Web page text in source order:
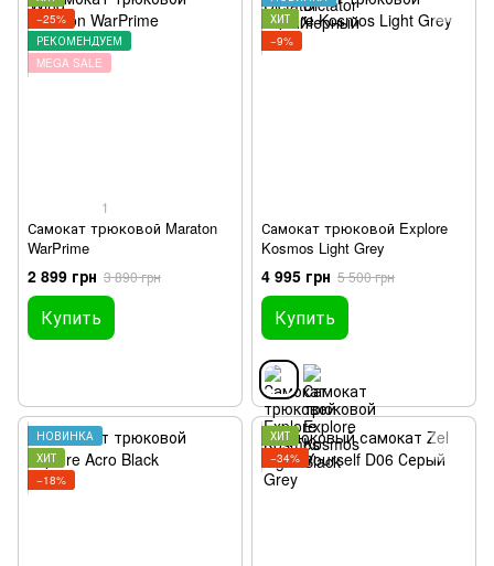
−25%
РЕКОМЕНДУЕМ
MEGA SALE
1
Самокат трюковой Maraton
WarPrime
2 899 грн 3 890 грн
Купить
ХИТ
−9%
Самокат трюковой Explore
Kosmos Light Grey
4 995 грн 5 500 грн
Купить
НОВИНКА
ХИТ
−18%
ХИТ
−34%